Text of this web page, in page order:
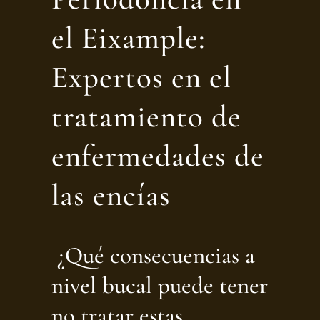
el Eixample:
Expertos en el
tratamiento de
enfermedades de
las encías
¿Qué consecuencias a
nivel bucal puede tener